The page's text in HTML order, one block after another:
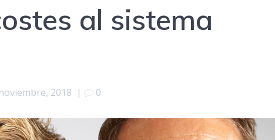
al sistema
2018 | 0